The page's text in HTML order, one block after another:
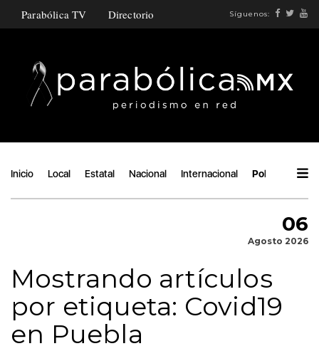
Parabólica TV Directorio Síguenos:
Inicio Local Estatal Nacional Internacional Política
06
Agosto 2026
Mostrando artículos
por etiqueta: Covid19
en Puebla